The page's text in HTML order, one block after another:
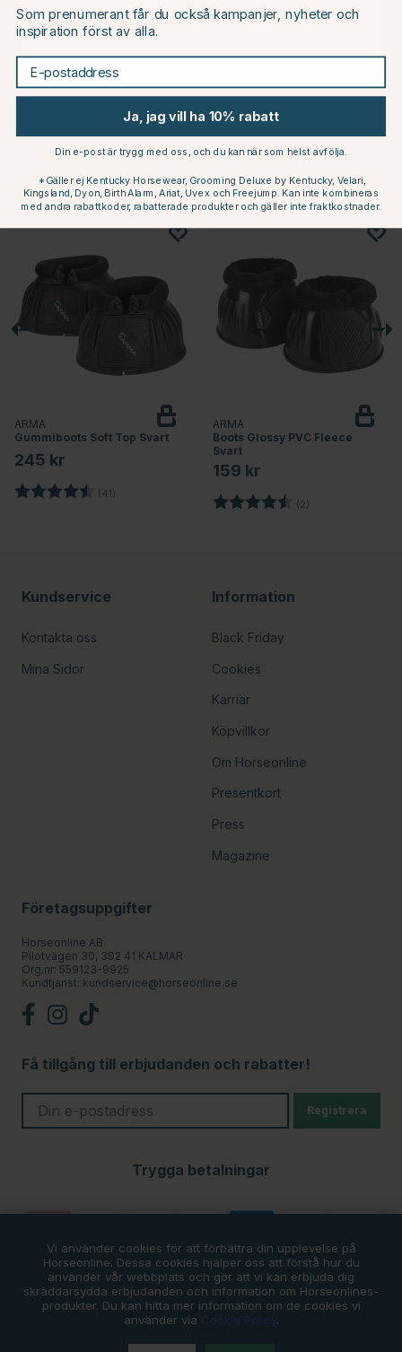
PREMIERE
Skär till Klippmaskin Merlin
Skär till Klippmaskin Merlin
39 kr
Andra köpte också
ARMA
Gummiboots Soft Top Svart
245 kr
Betyg: (41)
ARMA
Boots Glossy PVC Fleece
Svart
159 kr
Betyg: (2)
Kundservice
Kontakta oss
Mina Sidor
Information
Black Friday
Cookies
Karriär
Köpvillkor
Om Horseonline
Presentkort
Press
Magazine
Företagsuppgifter
Horseonline AB
Pilotvägen 30, 392 41 KALMAR
Org.nr: 559123-9925
Kundtjänst: kundservice@horseonline.se
Få tillgång till erbjudanden och rabatter!
Registrera
Trygga betalningar
Vi använder cookies för att förbättra din upplevelse på
Horseonline. Dessa cookies hjälper oss att förstå hur du
använder vår webbplats och gör att vi kan erbjuda dig
skräddarsydda erbjudanden och information om Horseonlines-
produkter. Du kan hitta mer information om de cookies vi
använder via Cookie Policy.
Som prenumerant får du också kampanjer, nyheter och
inspiration först av alla.
E-postaddress
Ja, jag vill ha 10% rabatt
Din e-post är trygg med oss, och du kan när som helst avfölja.
*Gäller ej Kentucky Horsewear, Grooming Deluxe by Kentucky, Velari,
Kingsland, Dyon, Birth Alarm, Ariat, Uvex och Freejump. Kan inte kombineras
med andra rabattkoder, rabatterade produkter och gäller inte fraktkostnader.